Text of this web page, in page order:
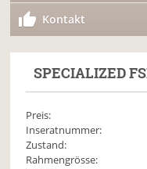
Kontakt
SPECIALIZED
Preis:
Inseratnummer:
Zustand:
Rahmengrösse: